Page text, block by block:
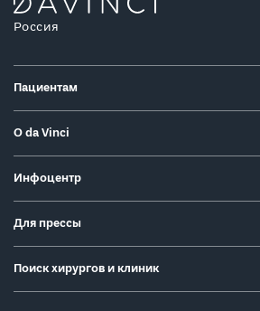
Россия
Пациентам
О da Vinci
Инфоцентр
Для прессы
Поиск хирургов и клиник